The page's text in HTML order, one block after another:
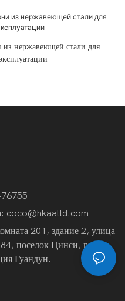
нержавеющей стали для
coco@hkaaltd.com
201, здание 2, улица
поселок Цинси, город
Гуандун.